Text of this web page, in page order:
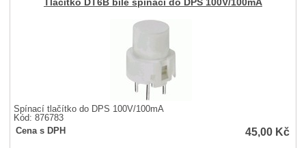
Tlačítko DT6B bílé spínací do DPS 100V/100mA
Spínací tlačítko do DPS 100V/100mA
Kód: 876783
Cena s DPH
45,00 Kč